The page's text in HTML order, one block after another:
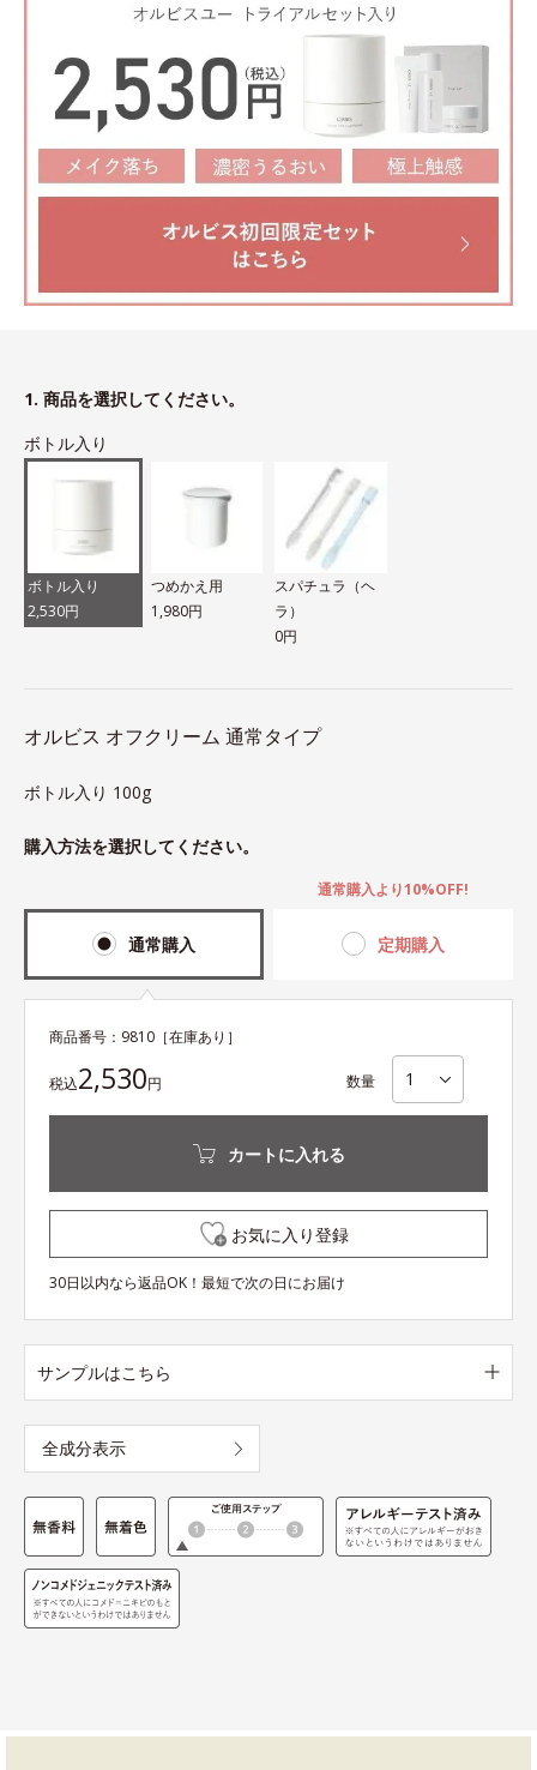
1. 商品を選択してください。
ボトル入り
ボトル入り
2,530円
つめかえ用
1,980円
スパチュラ（ヘ
ラ）
0円
オルビス オフクリーム 通常タイプ
ボトル入り 100g
購入方法を選択してください。
通常購入 定期購入
通常購入より10%OFF!
商品番号： 9810 ［在庫あり］
税込2,530円 数量
カートに入れる
お気に入り登録
30日以内なら返品OK！最短で次の日にお届け
サンプルはこちら
全成分表示